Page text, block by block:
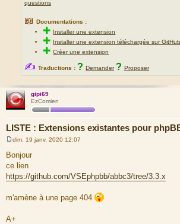
questions
📖 Documentations :
✚ Installer une extension
✚ Installer une extension téléchargée sur GitHub
✚Créer une extension
✍ Traductions : ? Demander ? Proposer
gipi69
EzComien
LISTE : Extensions existantes pour
s
s
a
g
dim. 19 janv. 2020 12:07
Bonjour
ce lien
https://github.com/VSEphpbb/abbc3/tree/3.3.x
m'amène à une page 404
A+